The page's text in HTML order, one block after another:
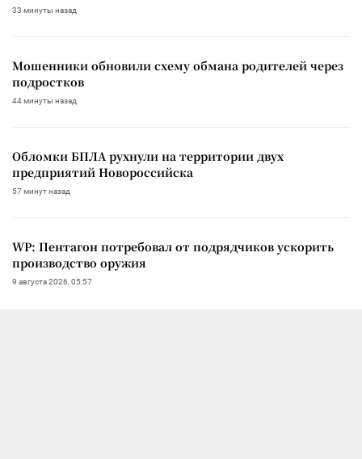
33 минуты назад
Мошенники обновили схему обмана родителей через
подростков
44 минуты назад
Обломки БПЛА рухнули на территории двух
предприятий Новороссийска
57 минут назад
WP: Пентагон потребовал от подрядчиков ускорить
производство оружия
9 августа 2026, 05:57